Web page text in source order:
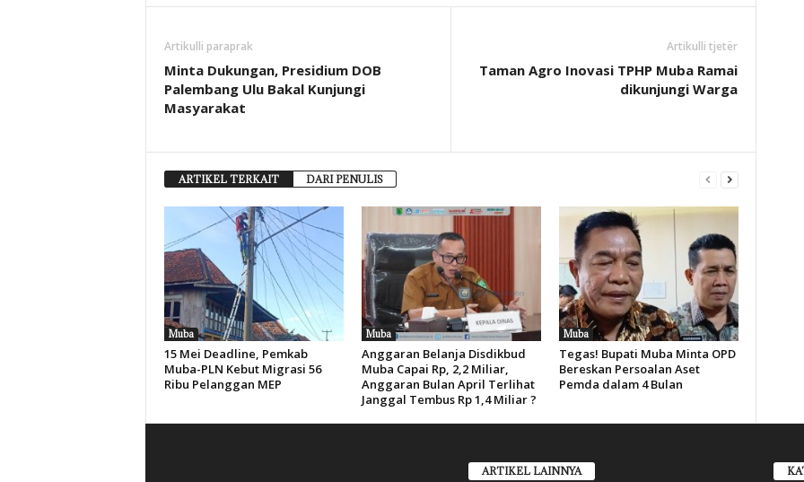
Artikulli paraprak
Minta Dukungan, Presidium DOB
Palembang Ulu Bakal Kunjungi
Masyarakat
Artikulli tjetër
Taman Agro Inovasi TPHP Muba Ramai
dikunjungi Warga
ARTIKEL TERKAIT DARI PENULIS
Muba
15 Mei Deadline, Pemkab
Muba-PLN Kebut Migrasi 56
Ribu Pelanggan MEP
Muba
Anggaran Belanja Disdikbud
Muba Capai Rp, 2,2 Miliar,
Anggaran Bulan April Terlihat
Janggal Tembus Rp 1,4 Miliar ?
Muba
Tegas! Bupati Muba Minta OPD
Bereskan Persoalan Aset
Pemda dalam 4 Bulan
ARTIKEL LAINNYA